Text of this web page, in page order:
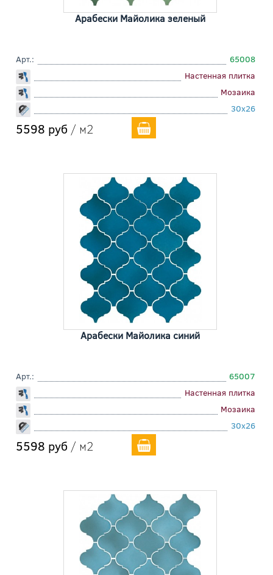
Арабески Майолика зеленый
Арт.:
65008
Настенная плитка
Мозаика
30x26
5598 руб / м2
Арабески Майолика синий
Арт.:
65007
Настенная плитка
Мозаика
30x26
5598 руб / м2